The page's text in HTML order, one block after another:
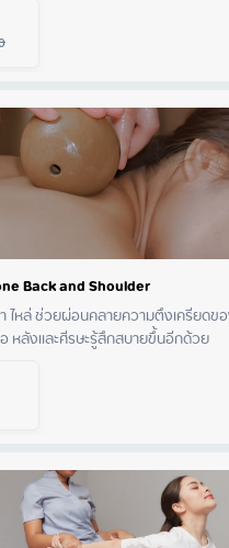
Back and Shoulder
ไหล่ ช่วยผ่อนคลายความตึงเครียดข
หลังและศีรษะรู้สึกสบายขึ้นอีกด้วย